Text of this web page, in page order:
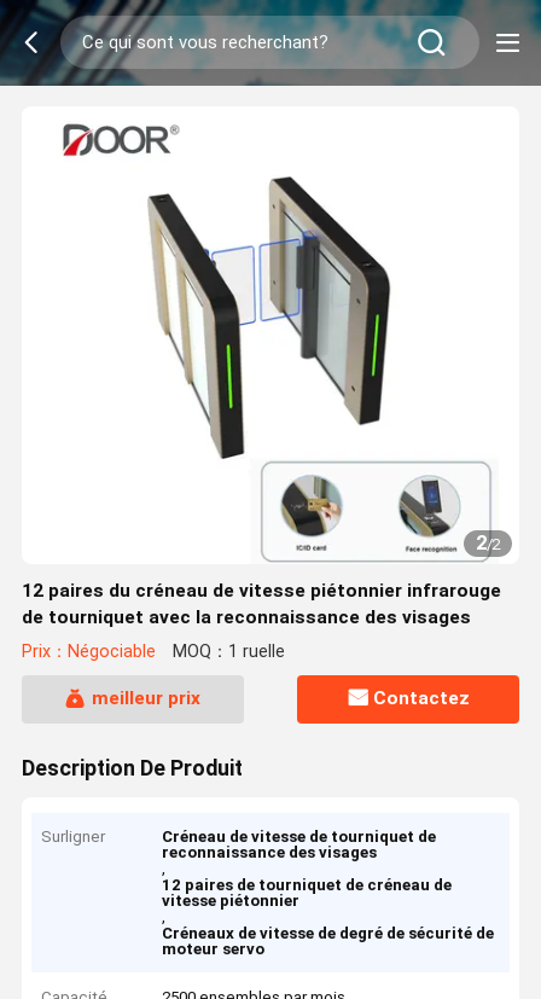
2/2
12 paires du créneau de vitesse piétonnier infrarouge
de tourniquet avec la reconnaissance des visages
Prix：Négociable MOQ：1 ruelle
meilleur prix Contactez
Description De Produit
Surligner
Créneau de vitesse de tourniquet de
reconnaissance des visages
,
12 paires de tourniquet de créneau de
vitesse piétonnier
,
Créneaux de vitesse de degré de sécurité de
moteur servo